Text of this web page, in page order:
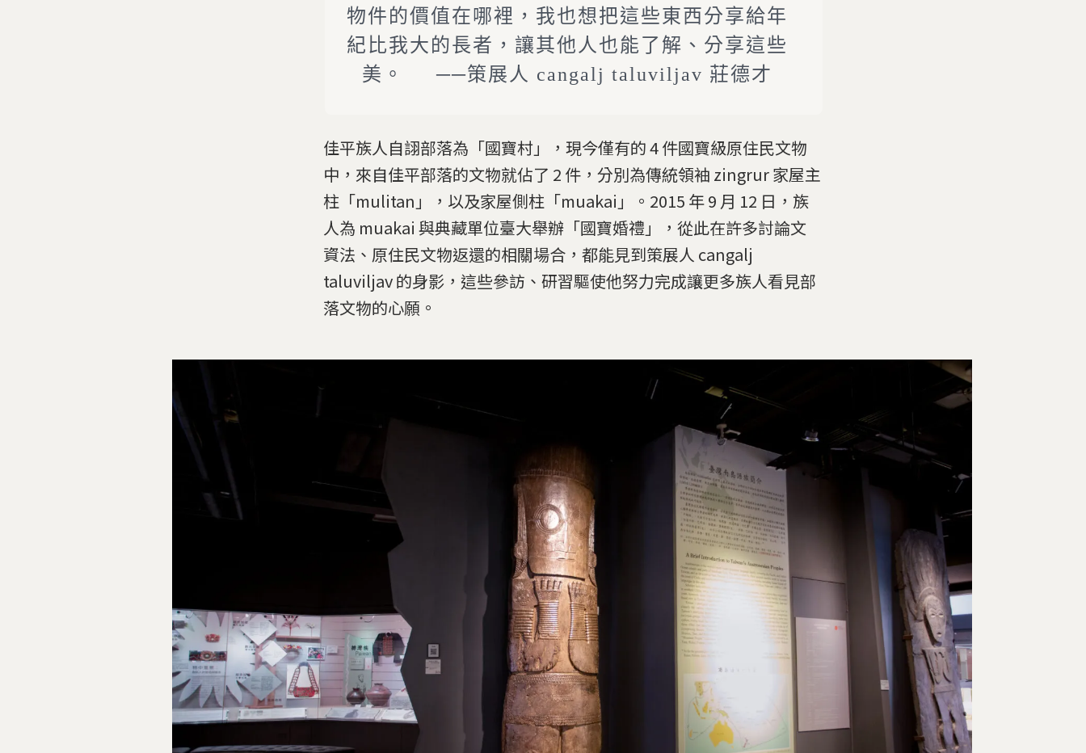
物件的價值在哪裡，我也想把這些東西分享給年
紀比我大的長者，讓其他人也能了解、分享這些
美。 ──策展人 cangalj taluviljav 莊德才
佳平族人自詡部落為「國寶村」，現今僅有的 4 件國寶級原住民文物
中，來自佳平部落的文物就佔了 2 件，分別為傳統領袖 zingrur 家屋主
柱「mulitan」，以及家屋側柱「muakai」。2015 年 9 月 12 日，族
人為 muakai 與典藏單位臺大舉辦「國寶婚禮」，從此在許多討論文
資法、原住民文物返還的相關場合，都能見到策展人 cangalj
taluviljav 的身影，這些參訪、研習驅使他努力完成讓更多族人看見部
落文物的心願。